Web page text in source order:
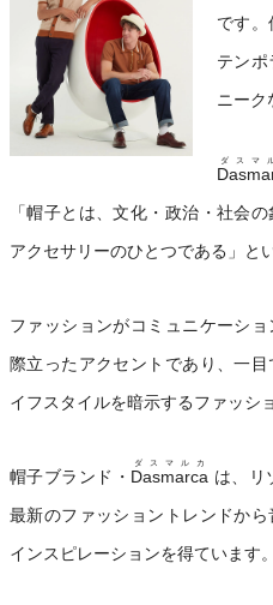
です
テン
ニーク
ダスマ
「帽子とは、文化・政治・社会
アクセサリーのひとつである」と
ファッションがコミュニケーシ
際立ったアクセントであり、一
イフスタイルを暗示するファッシ
帽子ブランド・ Dasmarca
ダスマルカ
は、リ
最新のファッショントレンドか
インスピレーションを得ています。